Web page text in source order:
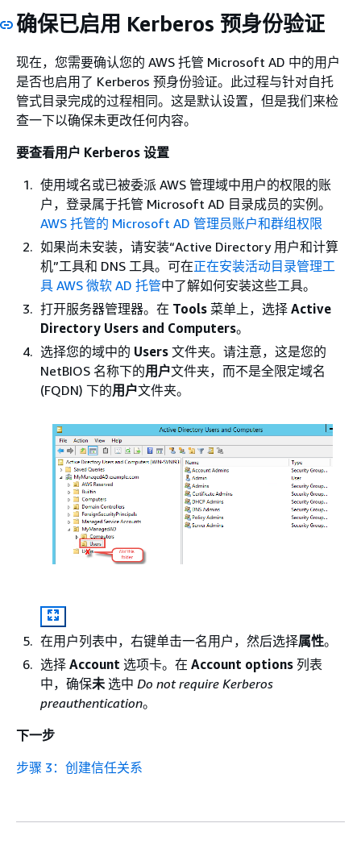
确保已启用 Kerberos 预身份验证
现在，您需要确认您的 AWS 托管 Microsoft AD 中的用户
是否也启用了 Kerberos 预身份验证。此过程与针对自托
管式目录完成的过程相同。这是默认设置，但是我们来检
查一下以确保未更改任何内容。
要查看用户 Kerberos 设置
使用域名或已被委派 AWS 管理域中用户的权限的账
户，登录属于托管 Microsoft AD 目录成员的实例。
AWS 托管的 Microsoft AD 管理员账户和群组权限
如果尚未安装，请安装“Active Directory 用户和计算
机”工具和 DNS 工具。可在正在安装活动目录管理工
具 AWS 微软 AD 托管中了解如何安装这些工具。
打开服务器管理器。在 Tools 菜单上，选择 Active
Directory Users and Computers。
选择您的域中的 Users 文件夹。请注意，这是您的
NetBIOS 名称下的用户文件夹，而不是全限定域名
(FQDN) 下的用户文件夹。
在用户列表中，右键单击一名用户，然后选择属性。
选择 Account 选项卡。在 Account options 列表
中，确保未选中 Do not require Kerberos
preauthentication。
下一步
步骤 3：创建信任关系